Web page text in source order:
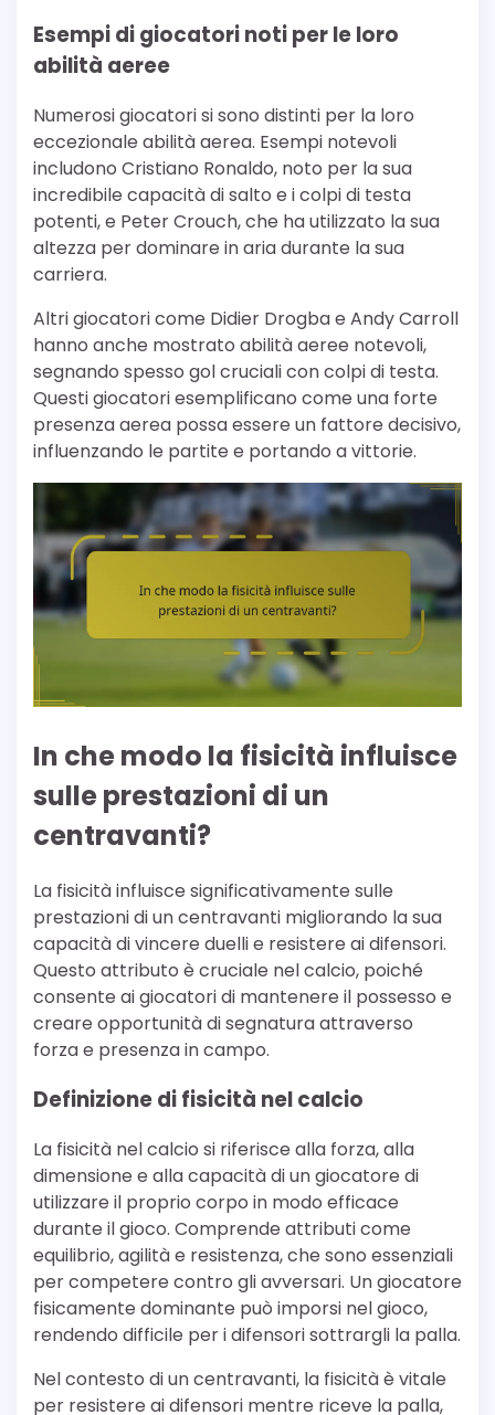
Esempi di giocatori noti per le loro
abilità aeree
Numerosi giocatori si sono distinti per la loro
eccezionale abilità aerea. Esempi notevoli
includono Cristiano Ronaldo, noto per la sua
incredibile capacità di salto e i colpi di testa
potenti, e Peter Crouch, che ha utilizzato la sua
altezza per dominare in aria durante la sua
carriera.
Altri giocatori come Didier Drogba e Andy Carroll
hanno anche mostrato abilità aeree notevoli,
segnando spesso gol cruciali con colpi di testa.
Questi giocatori esemplificano come una forte
presenza aerea possa essere un fattore decisivo,
influenzando le partite e portando a vittorie.
In che modo la fisicità influisce
sulle prestazioni di un
centravanti?
La fisicità influisce significativamente sulle
prestazioni di un centravanti migliorando la sua
capacità di vincere duelli e resistere ai difensori.
Questo attributo è cruciale nel calcio, poiché
consente ai giocatori di mantenere il possesso e
creare opportunità di segnatura attraverso
forza e presenza in campo.
Definizione di fisicità nel calcio
La fisicità nel calcio si riferisce alla forza, alla
dimensione e alla capacità di un giocatore di
utilizzare il proprio corpo in modo efficace
durante il gioco. Comprende attributi come
equilibrio, agilità e resistenza, che sono essenziali
per competere contro gli avversari. Un giocatore
fisicamente dominante può imporsi nel gioco,
rendendo difficile per i difensori sottrargli la palla.
Nel contesto di un centravanti, la fisicità è vitale
per resistere ai difensori mentre riceve la palla,